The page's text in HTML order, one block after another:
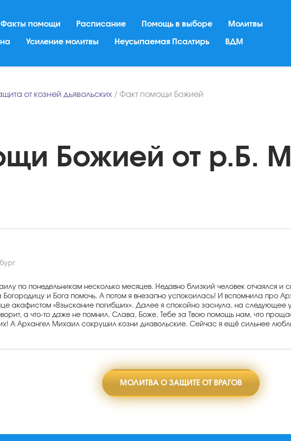
Факты помощи Расписание Помощь в выборе Молитвы
Усиление молитвы Неусыпаемая Псалтирь ВДМ
от козней дьявольских / Факт помощи Божией
Божией от р.Б.
по понедельникам несколько месяцев. Недавно близкий человек отчаялся и
и Бога помочь. А потом я внезапно успокоилась! И вспомнила про
акафистом «Взыскание погибших». Далее я спокойно заснула, на
а что-то даже не помнил. Слава, Боже, Тебе за Твою помощь нам, что
А Архангел Михаил сокрушил козни диавольские. Сейчас я ещё сильнее
МОЛИТВА О ЗАЩИТЕ ОТ ВРАГОВ